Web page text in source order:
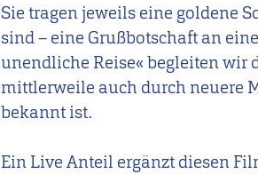
Sie tragen jeweils eine goldene
sind – eine Grußbotschaft an
unendliche Reise« begleiten wir
mittlerweile auch durch neuere
bekannt ist.
Ein Live Anteil ergänzt diesen